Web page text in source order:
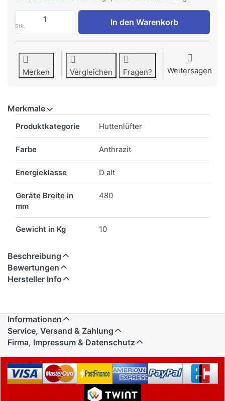
Stk.
WESCO RVM 330-4 anthrazit,
In den Warenkorb
Merken Vergleichen Fragen? Weitersagen
Merkmale
Produktkategorie Huttenlüfter
Farbe Anthrazit
Energieklasse D alt
Geräte Breite in
mm
480
Gewicht in Kg 10
Beschreibung
Bewertungen
Hersteller Info
Informationen
Service, Versand & Zahlung
Firma, Impressum & Datenschutz